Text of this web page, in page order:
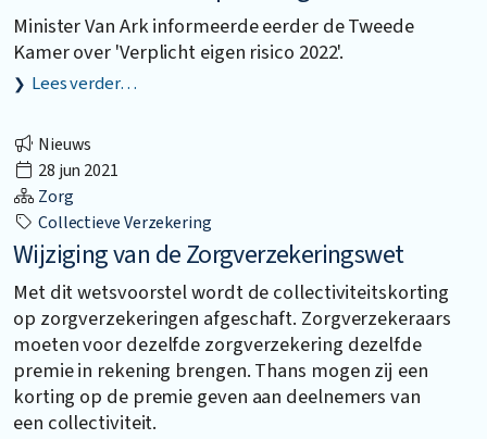
Minister Van Ark informeerde eerder de Tweede
Kamer over 'Verplicht eigen risico 2022'.
Lees verder…
Nieuws
28 jun 2021
Zorg
Collectieve Verzekering
Wijziging van de Zorgverzekeringswet
Met dit wetsvoorstel wordt de collectiviteitskorting
op zorgverzekeringen afgeschaft. Zorgverzekeraars
moeten voor dezelfde zorgverzekering dezelfde
premie in rekening brengen. Thans mogen zij een
korting op de premie geven aan deelnemers van
een collectiviteit.